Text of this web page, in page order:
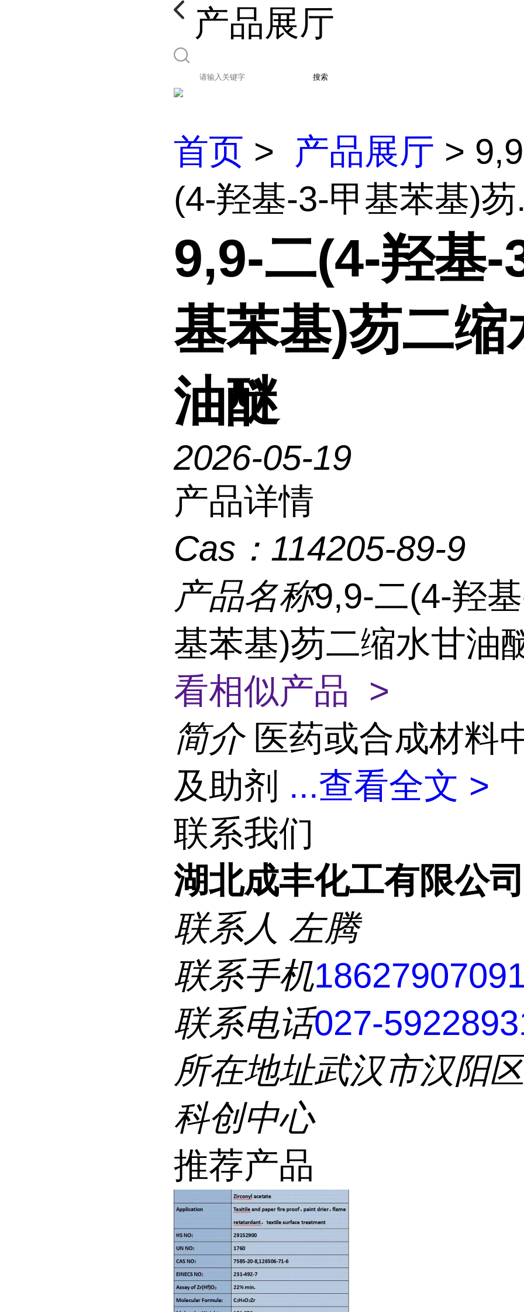
产品展厅
搜索
首页 > 产品展厅 >
(4-羟基-3-甲基苯基)
9,9-二(4-羟基-
基苯基)芴二缩
油醚
2026-05-19
产品详情
Cas： 114205-89-9
产品名称9,9-二(4-羟
基苯基)芴二缩水甘油
看相似产品 >
简介 医药或合成材料
及助剂 ...查看全文 >
联系我们
湖北成丰化工有限公司
联系人 左腾
联系手机
联系电话027-
所在地址武汉市汉阳
科创中心
推荐产品